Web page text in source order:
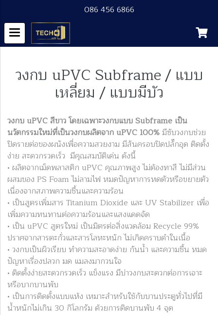
086 456 6866
วงกบ uPVC Subframe / แบบ
เหลี่ยม / แบบมีบัว
วงกบ uPVC สีขาว โดยเฉพาะวงกบแบบ Subframe เป็น
นวัตกรรมใหม่ที่เป็นวงกบผลิตจาก uPVC 100% มีซับวงกบช่วย
ปิดรายต่อของผนังเพื่อความสวยงาม มีสันครอบปิดปลั๊กอุด ติดตั้ง
ง่าย สะดวกรวดเร็ว มีคุณสมบัติเด่น ดังนี้
• ผลิตจากเม็ดพลาสติก uPVC คุณภาพสูง ไม่ต้องทาสี ไม่มีส่วน
ผสมของ PS Foam ไม่ลามไฟ หมดปัญหาการหดตัวหรือขยายตัว
เนื่องจากสภาพความชื้นและความร้อน
• เป็นสูตรเพิ่มสาร Titanium Dioxide และ UV Stabilizer เพื่อ
เพิ่มความทนทานต่อความร้อนและแสงแดดจัด
• เป็น uPVC สูตรใหม่ เป็นมิตรต่อสิ่งแวดล้อม Recycle 99%
ปราศจากสารตะกั่วและสารโลหะหนัก ไม่เกิดคราบดำในเนื้อ
• วงกบเป็นผิวเรียบ ทำความสะอาดง่าย กันน้ำ และความชื้น หมด
ปัญหาเรื่องปลวก มด แมลงมากวนใจ
• ติดตั้งง่ายสะดวกรวดเร็ว แข็งแรง มีบ่าวงกบสะดวกต่อการเจาะ
หรือบากบานพับ
• เป็นการติดตั้งแบบแห้ง เหมาะสำหรับใช้กับบานประตูทั่วไปที่มี
น้ำหนักไม่เกิน 30 กิโลกรัม ด้วยการติดบานพับ 4 จุด